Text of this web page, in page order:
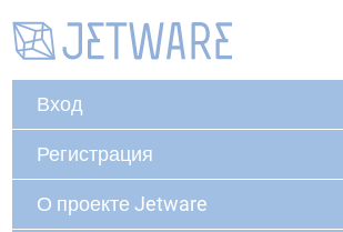
Вход
Регистрация
О проекте Jetware